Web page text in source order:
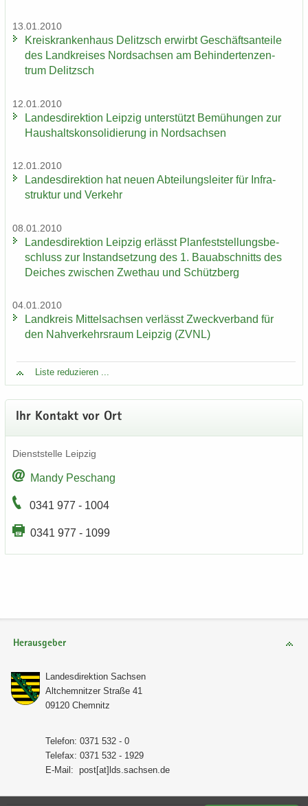
13.01.2010
Kreis­kran­ken­haus De­litzsch er­wirbt Ge­schäfts­an­tei­le
des Land­krei­ses Nord­sach­sen am Be­hin­der­ten­zen­
trum De­litzsch
12.01.2010
Lan­des­di­rek­ti­on Leip­zig un­ter­stützt Be­mü­hun­gen zur
Haus­halts­kon­so­li­die­rung in Nord­sach­sen
12.01.2010
Lan­des­di­rek­ti­on hat neuen Ab­tei­lungs­lei­ter für In­fra­
struk­tur und Ver­kehr
08.01.2010
Lan­des­di­rek­ti­on Leip­zig er­lässt Plan­fest­stel­lungs­be­
schluss zur In­stand­set­zung des 1. Bau­ab­schnitts des
Dei­ches zwi­schen Zwet­hau und Schütz­berg
04.01.2010
Land­kreis Mit­tel­sach­sen ver­lässt Zweck­ver­band für
den Nah­ver­kehrs­raum Leip­zig (ZVNL)
Liste re­du­zie­ren ...
Ihr Kon­takt vor Ort
Dienst­stel­le Leip­zig
Mandy Peschang
0341 977 - 1004
0341 977 - 1099
Herausgeber
Lan­des­di­rek­ti­on Sach­sen
Alt­chem­nit­zer Stra­ße 41
09120 Chem­nitz
Te­le­fon: 0371 532 - 0
Te­le­fax: 0371 532 - 1929
E-​Mail: post[at]lds.sach­sen.de